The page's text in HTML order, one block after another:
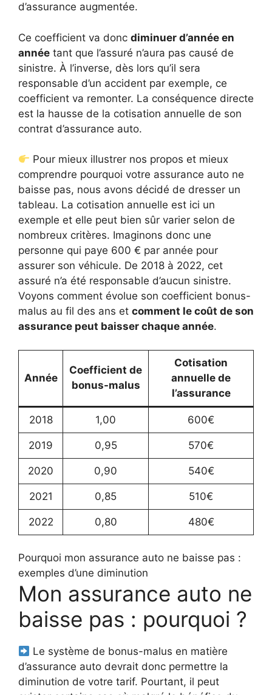
d’assurance augmentée.
Ce coefficient va donc diminuer d’année en
année tant que l’assuré n’aura pas causé de
sinistre. À l’inverse, dès lors qu’il sera
responsable d’un accident par exemple, ce
coefficient va remonter. La conséquence directe
est la hausse de la cotisation annuelle de son
contrat d’assurance auto.
Pour mieux illustrer nos propos et mieux
comprendre pourquoi votre assurance auto ne
baisse pas, nous avons décidé de dresser un
tableau. La cotisation annuelle est ici un
exemple et elle peut bien sûr varier selon de
nombreux critères. Imaginons donc une
personne qui paye 600 € par année pour
assurer son véhicule. De 2018 à 2022, cet
assuré n’a été responsable d’aucun sinistre.
Voyons comment évolue son coefficient bonus-
malus au fil des ans et comment le coût de son
assurance peut baisser chaque année.
Année
Coefficient de
bonus-malus
Cotisation
annuelle de
l’assurance
2018 1,00 600€
2019 0,95 570€
2020 0,90 540€
2021 0,85 510€
2022 0,80 480€
Pourquoi mon assurance auto ne baisse pas :
exemples d’une diminution
Mon assurance auto ne
baisse pas : pourquoi ?
Le système de bonus-malus en matière
d’assurance auto devrait donc permettre la
diminution de votre tarif. Pourtant, il peut